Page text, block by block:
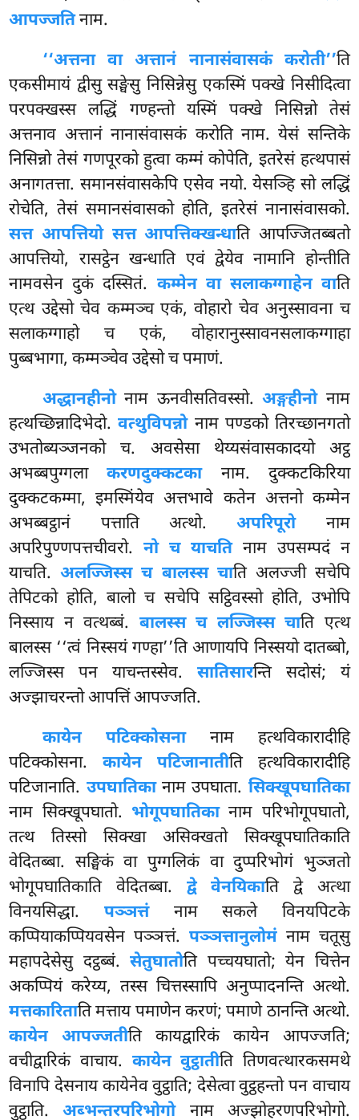
आपज्जतिनाम.
‘‘अत्तना वा अत्तानं नानासंवासकं करोती’’ति
एकसीमायं द्वीसु सङ्घेसु निसिन्नेसु एकस्मिं पक्खे निसीदित्वा
परपक्खस्स लद्धिं गण्हन्तो यस्मिंपक्खे निसिन्नो तेसं
अत्तनाव अत्तानं नानासंवासकं करोति नाम. येसं सन्तिके
निसिन्नो तेसं गणपूरको हुत्वा कम्मं कोपेति, इतरेसं हत्थपासं
अनागतत्ता. समानसंवासकेपि एसेव नयो. येसञ्हि सो लद्धिं
रोचेति, तेसं समानसंवासको होति, इतरेसं नानासंवासको.
सत्त आपत्तियो सत्त आपत्तिक्खन्धाति आपज्जितब्बतो
आपत्तियो, रासट्ठेन खन्धाति एवं द्वेयेव नामानि होन्तीति
नामवसेन दुकं दस्सितं. कम्मेन वा सलाकग्गाहेन वाति
एत्थ उद्देसो चेव कम्मञ्च एकं, वोहारो चेव अनुस्सावना च
सलाकग्गाहो च एकं, वोहारानुस्सावनसलाकग्गाहा
पुब्बभागा, कम्मञ्चेव उद्देसो च पमाणं.
अद्धानहीनोनाम ऊनवीसतिवस्सो.अङ्गहीनोनाम
हत्थच्छिन्नादिभेदो.वत्थुविपन्नोनाम पण्डको तिरच्छानगतो
उभतोब्यञ्जनको च. अवसेसा थेय्यसंवासकादयो अट्ठ
अभब्बपुग्गलाकरणदुक्कटकानाम. दुक्कटकिरिया
दुक्कटकम्मा, इमस्मिंयेव अत्तभावे कतेन अत्तनो कम्मेन
अभब्बट्ठानं पत्ताति अत्थो.अपरिपूरोनाम
अपरिपुण्णपत्तचीवरो.नो च याचतिनाम उपसम्पदं न
याचति.अलज्जिस्स च बालस्स चाति अलज्जी सचेपि
तेपिटको होति, बालो च सचेपि सट्ठिवस्सो होति, उभोपि
निस्साय न वत्थब्बं. बालस्स च लज्जिस्स चाति एत्थ
बालस्स ‘‘त्वं निस्सयं गण्हा’’ति आणायपि निस्सयो दातब्बो,
लज्जिस्स पन याचन्तस्सेव. सातिसारन्ति सदोसं; यं
अज्झाचरन्तो आपत्तिं आपज्जति.
कायेन पटिक्कोसनानाम हत्थविकारादीहि
पटिक्कोसना.कायेन पटिजानातीति हत्थविकारादीहि
पटिजानाति. उपघातिकानाम उपघाता. सिक्खूपघातिका
नाम सिक्खूपघातो. भोगूपघातिकानाम परिभोगूपघातो,
तत्थ तिस्सो सिक्खा असिक्खतो सिक्खूपघातिकाति
वेदितब्बा. सङ्घिकं वा पुग्गलिकं वा दुप्परिभोगं भुञ्जतो
भोगूपघातिकाति वेदितब्बा. द्वे वेनयिकाति द्वे अत्था
विनयसिद्धा. पञ्ञत्तंनाम सकले विनयपिटके
कप्पियाकप्पियवसेन पञ्ञत्तं. पञ्ञत्तानुलोमं नाम चतूसु
महापदेसेसु दट्ठब्बं.सेतुघातोति पच्चयघातो; येन चित्तेन
अकप्पियं करेय्य, तस्स चित्तस्सापि अनुप्पादनन्ति अत्थो.
मत्तकारिताति मत्तायपमाणेन करणं; पमाणे ठानन्ति अत्थो.
कायेन आपज्जतीति कायद्वारिकं कायेन आपज्जति;
वचीद्वारिकं वाचाय. कायेन वुट्ठातीति तिणवत्थारकसमथे
विनापि देसनाय कायेनेव वुट्ठाति; देसेत्वा वुट्ठहन्तो पन वाचाय
वुट्ठाति.अब्भन्तरपरिभोगोनाम अज्झोहरणपरिभोगो.